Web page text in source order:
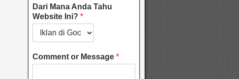
Dari Mana Anda Tahu
Website Ini? *
Comment or Message *